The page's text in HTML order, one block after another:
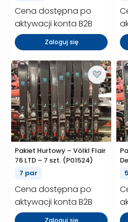
Cena dostępna po
aktywacji konta B2B
Zaloguj się
Pakiet Hurtowy – Völkl Flair
76 LTD – 7 szt. (P01524)
7 par
Cena dostępna po
aktywacji konta B2B
Zaloguj się